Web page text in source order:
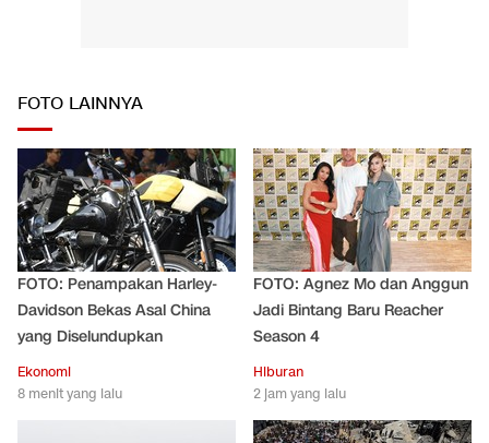
FOTO LAINNYA
FOTO: Penampakan Harley-
Davidson Bekas Asal China
yang Diselundupkan
Ekonomi
8 menit yang lalu
FOTO: Agnez Mo dan Anggun
Jadi Bintang Baru Reacher
Season 4
Hiburan
2 jam yang lalu